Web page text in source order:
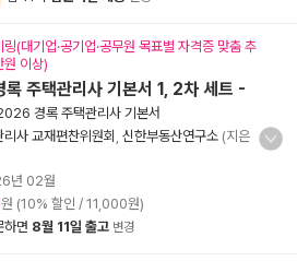
(대기업·공기업·공무원 목표별 자격증 맞춤 추
이상)
주택관리사 기본서 1, 2차 세트 -
경록 주택관리사 기본서
사 교재편찬위원회
신한부동산연구소 (지은
년 02월
원 (10% 할인 / 11,000원)
하면 8월 11일 출고 변경